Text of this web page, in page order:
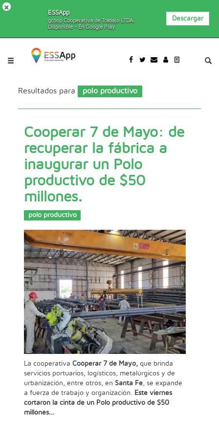
×
ESSApp
gcoop Cooperativa de Trabajo LTDA.
Disponible - En Google Play
Descargar
Resultados para polo productivo
Cooperar 7 de Mayo: de
recuperar la fábrica a
inaugurar un Polo
productivo de $50
millones.
polo productivo
La cooperativaCooperar 7 de Mayo, que brinda
servicios portuarios, logísticos, metalúrgicos y de
urbanización, entre otros, en Santa Fe, se expande
a fuerza de trabajo y organización. Este viernes
cortaron la cinta de un Polo productivo de $50
millones...